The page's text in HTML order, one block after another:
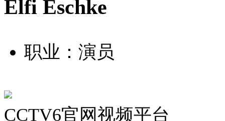
Elfi Eschke
职业：演员
CCTV6官网视频平台